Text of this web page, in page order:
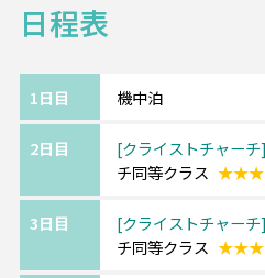
日程表
1日目 機中泊
2日目 クライストチャーチ
チ同等クラス ★★★
3日目 クライストチャーチ
チ同等クラス ★★★